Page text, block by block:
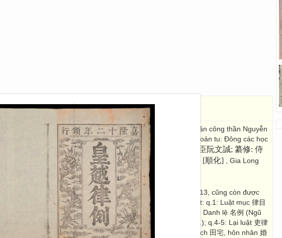
luật lệ ( luật mục )皇越律例
sai chưởng trung quân Bình Tây đại tướng quân Thành quận công thần Nguyễn
Toản tu: Thị trung học sĩ Lai Sơn hầu thần Vũ Trinh; Hiệp biện toản tu: Đông các học
hầu thần Trần Hựu總裁:欽差掌中軍平西大將軍誠郡公臣阮文誠; 纂修: 侍
臣武楨; 協辨纂修: 東閣學士楊川侯臣陳宥
[順化] , Gia Long
hành [1813]
嘉龍十二年頒行 . 82 Images; 30 x 20
của triều Nguyễn ban hành dưới triều Gia Long vào năm 1813, cũng còn được
Long, toàn bộ gồm 22 quyển bao gồm cả dân luật và hình luật: q.1: Luật mục 律目
cụ, chế độ trang phục, giải thích thuật ngữ hình luật); q.2-3: Danh lệ 名例 (Ngũ
ác 十惡, Bát nghị 八議, Ứng nghị giả phạm tội 應議者犯罪,…); q.4-5: Lại luật 吏律
制, Công thức 公式); q.6-8: Hộ luật 戶律 (Hộ dịch 戶役, Điền trạch 田宅, hôn nhân 婚